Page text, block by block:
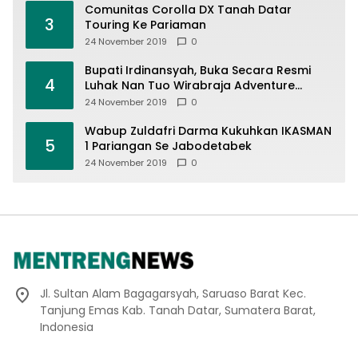
3
Comunitas Corolla DX Tanah Datar
Touring Ke Pariaman
24 November 2019 0
4
Bupati Irdinansyah, Buka Secara Resmi
Luhak Nan Tuo Wirabraja Adventure
Offroad 2019
24 November 2019 0
5
Wabup Zuldafri Darma Kukuhkan IKASMAN
1 Pariangan Se Jabodetabek
24 November 2019 0
Jl. Sultan Alam Bagagarsyah, Saruaso Barat Kec.
Tanjung Emas Kab. Tanah Datar, Sumatera Barat,
Indonesia